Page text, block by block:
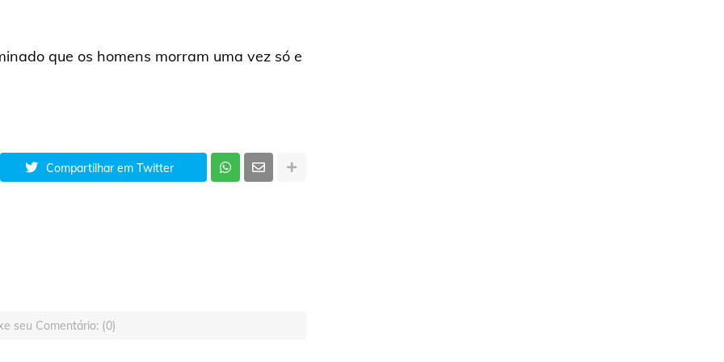
que os homens morram uma vez só e
Compartilhar em Twitter
seu Comentário: (0)